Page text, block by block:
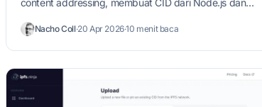
Nacho Coll·20 Apr 2026·10 menit baca